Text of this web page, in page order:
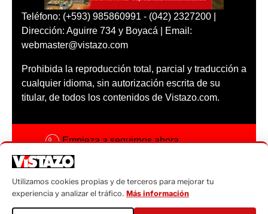
Teléfono: (+593) 985860991 - (042) 2327200 |
Dirección: Aguirre 734 y Boyacá | Email:
webmaster@vistazo.com
Prohibida la reproducción total, parcial y traducción a
cualquier idioma, sin autorización escrita de su
titular, de todos los contenidos de Vistazo.com.
Empieza a seguirnos ahora
Código ética
Sugerencias a:
Utilizamos cookies propias y de terceros para mejorar tu
experiencia y analizar el tráfico. Más información